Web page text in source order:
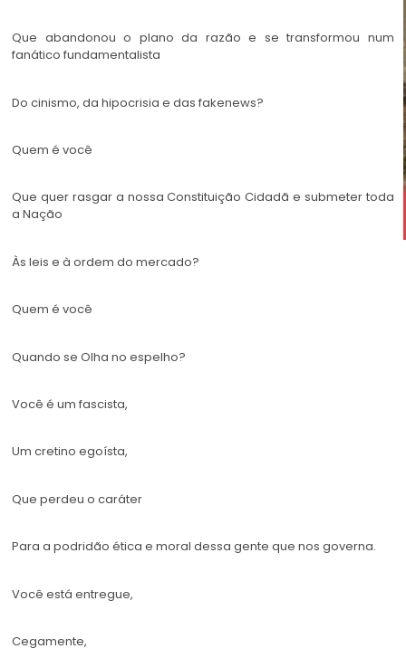
Que abandonou o plano da razão e se transformou num
fanático fundamentalista
Do cinismo, da hipocrisia e das fakenews?
Quem é você
Que quer rasgar a nossa Constituição Cidadã e submeter toda
a Nação
Às leis e à ordem do mercado?
Quem é você
Quando se Olha no espelho?
Você é um fascista,
Um cretino egoísta,
Que perdeu o caráter
Para a podridão ética e moral dessa gente que nos governa.
Você está entregue,
Cegamente,